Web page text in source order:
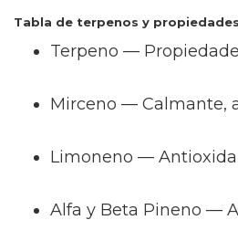
Tabla de terpenos y
Terpeno —
Mirceno — Calmante,
Limoneno —
Alfa y Beta Pineno —